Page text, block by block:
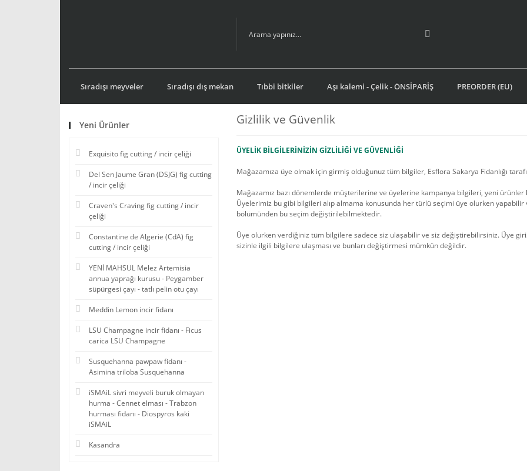
Sıradışı meyveler Sıradışı dış mekan Tıbbi bitkiler Aşı kalemi - Çelik - ÖNSİPARİŞ PREORDER (EU)
Yeni Ürünler
Exquisito fig cutting / incir çeliği
Del Sen Jaume Gran (DSJG) fig cutting
/ incir çeliği
Craven's Craving fig cutting / incir
çeliği
Constantine de Algerie (CdA) fig
cutting / incir çeliği
YENİ MAHSUL Melez Artemisia
annua yaprağı kurusu - Peygamber
süpürgesi çayı - tatlı pelin otu çayı
Meddin Lemon incir fidanı
LSU Champagne incir fidanı - Ficus
carica LSU Champagne
Susquehanna pawpaw fidanı -
Asimina triloba Susquehanna
iSMAiL sivri meyveli buruk olmayan
hurma - Cennet elması - Trabzon
hurması fidanı - Diospyros kaki
iSMAiL
Kasandra
Gizlilik ve Güvenlik
ÜYELİK BİLGİLERİNİZİN GİZLİLİĞİ VE GÜVENLİĞİ
Mağazamıza üye olmak için girmiş olduğunuz tüm bilgiler, Esflora Sakarya Fidanlığı
Mağazamız bazı dönemlerde müşterilerine ve üyelerine kampanya bilgileri, yeni
Üyelerimiz bu gibi bilgileri alıp almama konusunda her türlü seçimi üye olurken
bölümünden bu seçim değiştirilebilmektedir.
Üye olurken verdiğiniz tüm bilgilere sadece siz ulaşabilir ve siz değiştirebilirsiniz. Üye
sizinle ilgili bilgilere ulaşması ve bunları değiştirmesi mümkün değildir.